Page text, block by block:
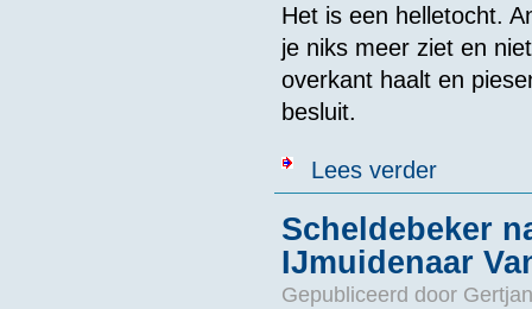
Het is een helletocht.
je niks meer ziet en
overkant haalt en
besluit.
Lees verderover De
Scheldebeker
IJmuidenaar
Gepubliceerd door